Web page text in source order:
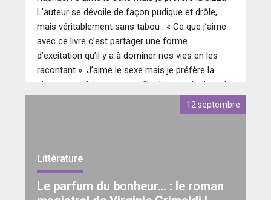
L’auteur se dévoile de façon pudique et drôle,
mais véritablement sans tabou : « Ce que j’aime
avec ce livre c’est partager une forme
d’excitation qu’il y a à dominer nos vies en les
racontant ». J’aime le sexe mais je préfère la
pizza, nous fait penser au film Le premier jour du
reste de ta vie. L’histoire raconte les moments
fondateurs de la vie du romancier avec nostalgie
12 septembre
Littérature
Le parfum du bonheur… : le roman